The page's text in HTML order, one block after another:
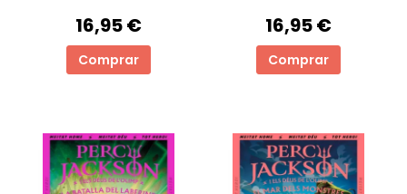
16,95 €
Comprar
16,95 €
Comprar